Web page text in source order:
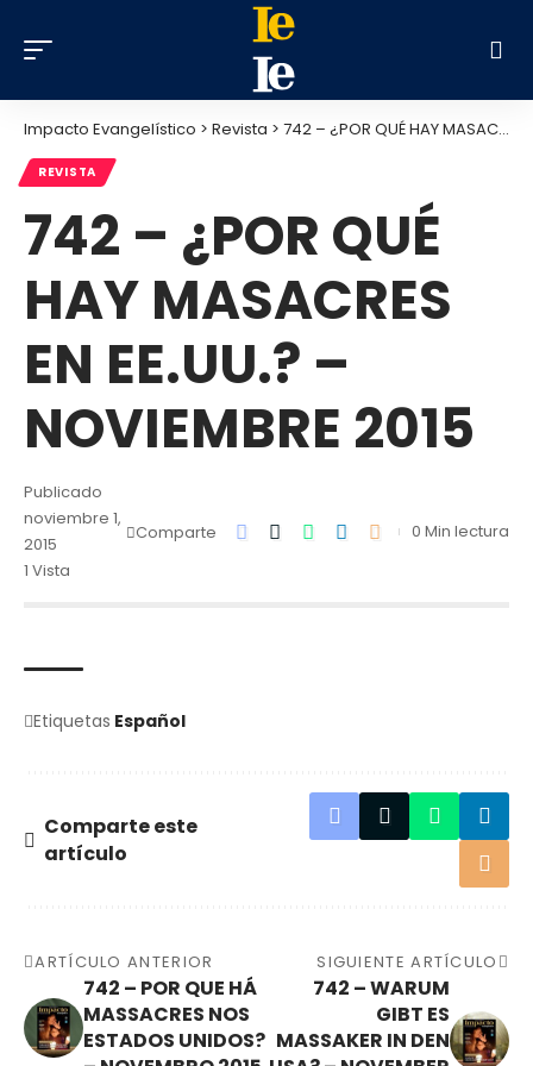
Impacto Evangelístico > Revista > 742 – ¿POR QUÉ HAY MASACRES EN EE.UU.? – NOVIEMBRE 2015
REVISTA
742 – ¿POR QUÉ
HAY MASACRES
EN EE.UU.? –
NOVIEMBRE 2015
Publicado
noviembre 1,
2015
1 Vista
Comparte 0 Min lectura
Etiquetas Español
Comparte este
artículo
ARTÍCULO ANTERIOR
742 – POR QUE HÁ
MASSACRES NOS
ESTADOS UNIDOS?
SIGUIENTE ARTÍCULO
742 – WARUM
GIBT ES
MASSAKER IN DEN